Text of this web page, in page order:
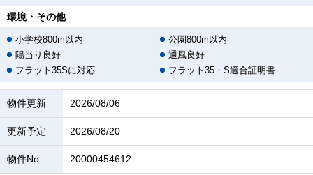
環境・その他
小学校800m以内
公園800m以内
陽当り良好
通風良好
フラット35Sに対応
フラット35・S適合証明書
物件更新 2026/08/06
更新予定 2026/08/20
物件No. 20000454612